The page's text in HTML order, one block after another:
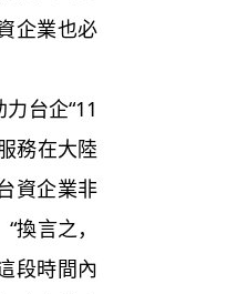
企業也必
台企“11
務在大陸
資企業非
言之，
段時間內